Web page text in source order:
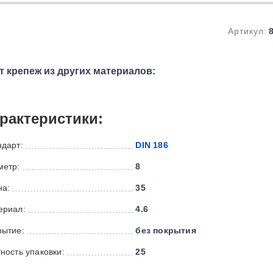
Артикул:
крепеж из других материалов:
DIN 186
8
35
4.6
без покрытия
упаковки: 25